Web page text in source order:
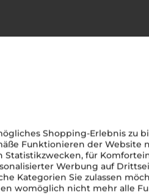
Shopping-Erlebnis zu
Funktionieren der Website
Statistikzwecken, für
Werbung auf
Kategorien Sie zulassen
womöglich nicht mehr alle
Über den Winzer
Banfi